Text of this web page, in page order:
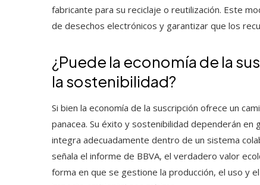
fabricante para su reciclaje o reutilización. Este
de desechos electrónicos y garantizar que los
¿Puede la economía de la
la sostenibilidad?
Si bien la economía de la suscripción ofrece un
panacea. Su éxito y sostenibilidad dependerán
integra adecuadamente dentro de un sistema
señala el informe de BBVA, el verdadero valor
forma en que se gestione la producción, el uso y